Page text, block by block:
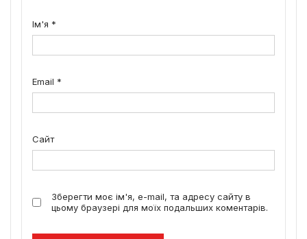
Ім'я *
Email *
Сайт
Зберегти моє ім'я, e-mail, та адресу сайту в
цьому браузері для моїх подальших коментарів.